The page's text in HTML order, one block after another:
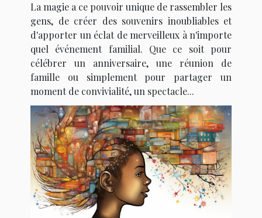
La magie a ce pouvoir unique de rassembler les
gens, de créer des souvenirs inoubliables et
d'apporter un éclat de merveilleux à n'importe
quel événement familial. Que ce soit pour
célébrer un anniversaire, une réunion de
famille ou simplement pour partager un
moment de convivialité, un spectacle...